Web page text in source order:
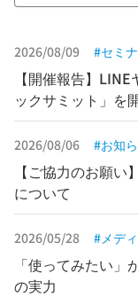
2026/08/09 セミ
【開催報告】
ックサミット」を
2026/08/06 お知
【ご協力のお願
について
2026/05/28 メデ
「使ってみたい
の実力